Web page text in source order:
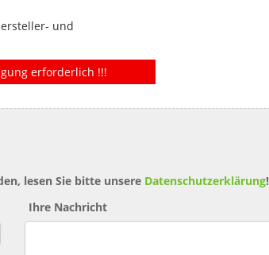
und
erforderlich !!!
lesen Sie bitte unsere Datenschutzerklärung!
Ihre Nachricht